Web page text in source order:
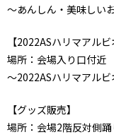
～あんしん・美味し
【2022ASハリマアル
場所：会場入り口付近
～2022ASハリマアル
【グッズ販売】
場所：会場2階反対側踊